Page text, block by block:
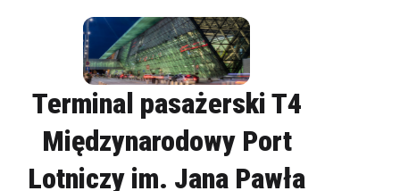
Terminal pasażerski T4
Międzynarodowy Port
Lotniczy im. Jana Pawła